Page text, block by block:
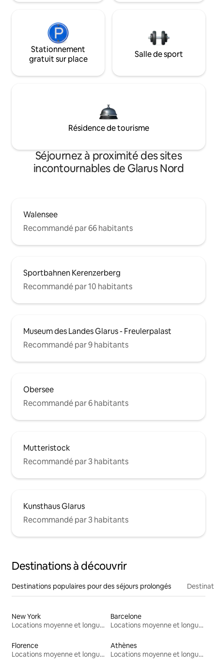
Stationnement
gratuit sur place
Salle de sport
Résidence de tourisme
Séjournez à proximité des sites
incontournables de Glarus Nord
Walensee
Recommandé par 66 habitants
Sportbahnen Kerenzerberg
Recommandé par 10 habitants
Museum des Landes Glarus - Freulerpalast
Recommandé par 9 habitants
Obersee
Recommandé par 6 habitants
Mutteristock
Recommandé par 3 habitants
Kunsthaus Glarus
Recommandé par 3 habitants
Destinations à découvrir
Destinations populaires pour des séjours prolongés
New York
Locations moyenne et longue durée
Barcelone
Locations moyenne et longue durée
Florence
Locations moyenne et longue durée
Athènes
Locations moyenne et longue durée